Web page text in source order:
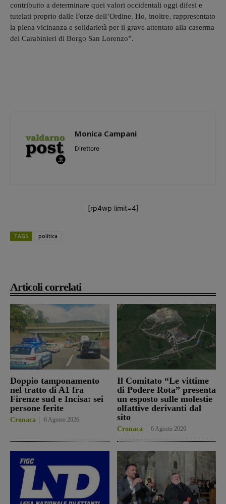
Articoli correlati
Doppio tamponamento
nel tratto di A1 fra
Firenze sud e Incisa: sei
persone ferite
Cronaca 6 Agosto 2026
Il Comitato “Le vittime
di Podere Rota” presenta
un esposto sulle molestie
olfattive derivanti dal
sito
Cronaca 6 Agosto 2026
contribuito a determinare quei valori occidentali oggi difesi e
tutelati proprio dalle Forze dell’Ordine. Ho, inoltre, rappresentato
la piena vicinanza e solidarietà per il grave attentato alla caserma
dei Carabinieri di Borgo San Lorenzo”.
Monica Campani
Direttore
[rp4wp limit=4]
TAGS politica